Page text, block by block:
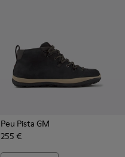
Peu Pista GM
255 €